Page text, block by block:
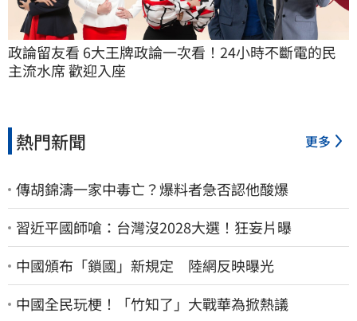
政論留友看 6大王牌政論一次看！24小時不斷電的民
主流水席 歡迎入座
熱門新聞 更多
傳胡錦濤一家中毒亡？爆料者急否認他酸爆
習近平國師嗆：台灣沒2028大選！狂妄片曝
中國頒布「鎖國」新規定 陸網反映曝光
中國全民玩梗！「竹知了」大戰華為掀熱議